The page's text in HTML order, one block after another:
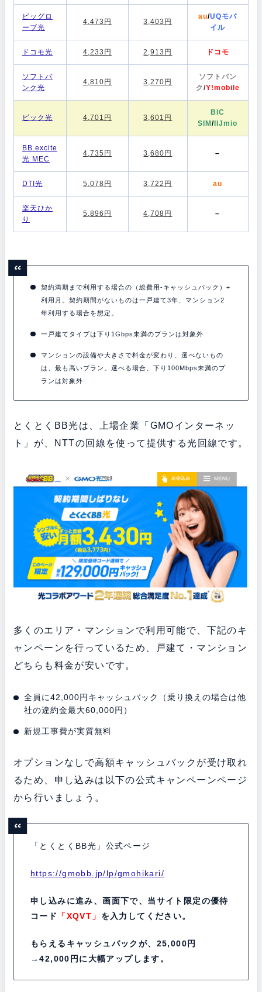
ビッグロ
ーブ光
4,473円 3,403円
au/UQモバ
イル
ドコモ光 4,233円 2,913円 ドコモ
ソフトバ
ンク光
4,810円 3,270円
ソフトバン
ク/Y!mobile
ビック光 4,701円 3,601円
BIC
SIM/ IIJmio
BB.excite
光 MEC
4,735円 3,680円 –
DTI光 5,078円 3,722円 au
楽天ひか
り
5,896円 4,708円 –
契約満期まで利用する場合の（総費用-キャッシュバック）÷
利用月。契約期間がないものは一戸建て3年、マンション2
年利用する場合を想定。
一戸建てタイプは下り1Gbps未満のプランは対象外
マンションの設備や大きさで料金が変わり、選べないもの
は、最も高いプラン。選べる場合、下り100Mbps未満のプ
ランは対象外
とくとくBB光は、上場企業「GMOインターネッ
ト」が、NTTの回線を使って提供する光回線です。
多くのエリア・マンションで利用可能で、下記のキ
ャンペーンを行っているため、戸建て・マンション
どちらも料金が安いです。
全員に42,000円キャッシュバック（乗り換えの場合は他
社の違約金最大60,000円）
新規工事費が実質無料
オプションなしで高額キャッシュバックが受け取れ
るため、申し込みは以下の公式キャンペーンページ
から行いましょう。
「とくとくBB光」公式ページ
https://gmobb.jp/lp/gmohikari/
申し込みに進み、画面下で、当サイト限定の優待
コード
「XQVT」 を入力してください。
もらえるキャッシュバックが、25,000円
→42,000円に大幅アップします。